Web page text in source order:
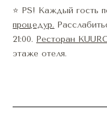
⭐️ PS! Каждый гость
процедур.
21:00. Ресторан
этаже отеля.